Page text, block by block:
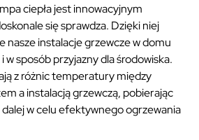
ciepła jest innowacyjnym
się sprawdza. Dzięki niej
nasze instalacje grzewcze w domu
w sposób przyjazny dla środowiska.
z różnic temperatury między
a instalacją grzewczą, pobierając
dalej w celu efektywnego ogrzewania